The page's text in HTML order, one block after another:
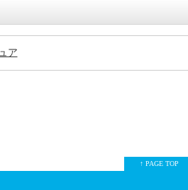
ア
↑ PAGE TOP